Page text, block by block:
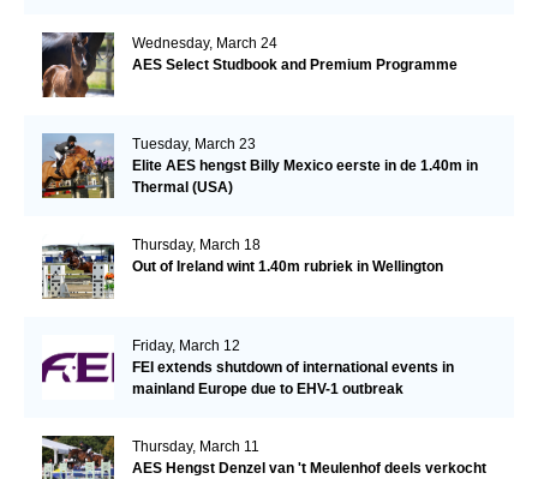
Wednesday, March 24
AES Select Studbook and Premium Programme
Tuesday, March 23
Elite AES hengst Billy Mexico eerste in de 1.40m in
Thermal (USA)
Thursday, March 18
Out of Ireland wint 1.40m rubriek in Wellington
Friday, March 12
FEI extends shutdown of international events in
mainland Europe due to EHV-1 outbreak
Thursday, March 11
AES Hengst Denzel van 't Meulenhof deels verkocht